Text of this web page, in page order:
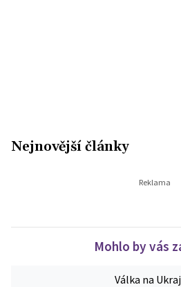
Nejnovější články
Mohlo by vás
Válka na